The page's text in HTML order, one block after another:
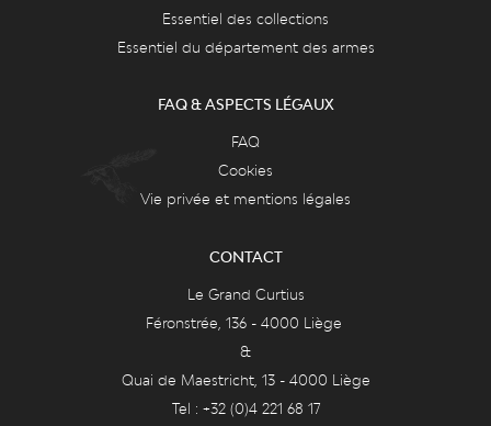
Essentiel des collections
Essentiel du département des armes
FAQ & ASPECTS LÉGAUX
FAQ
Cookies
Vie privée et mentions légales
CONTACT
Le Grand Curtius
Féronstrée, 136 - 4000 Liège
&
Quai de Maestricht, 13 - 4000 Liège
Tel : +32 (0)4 221 68 17